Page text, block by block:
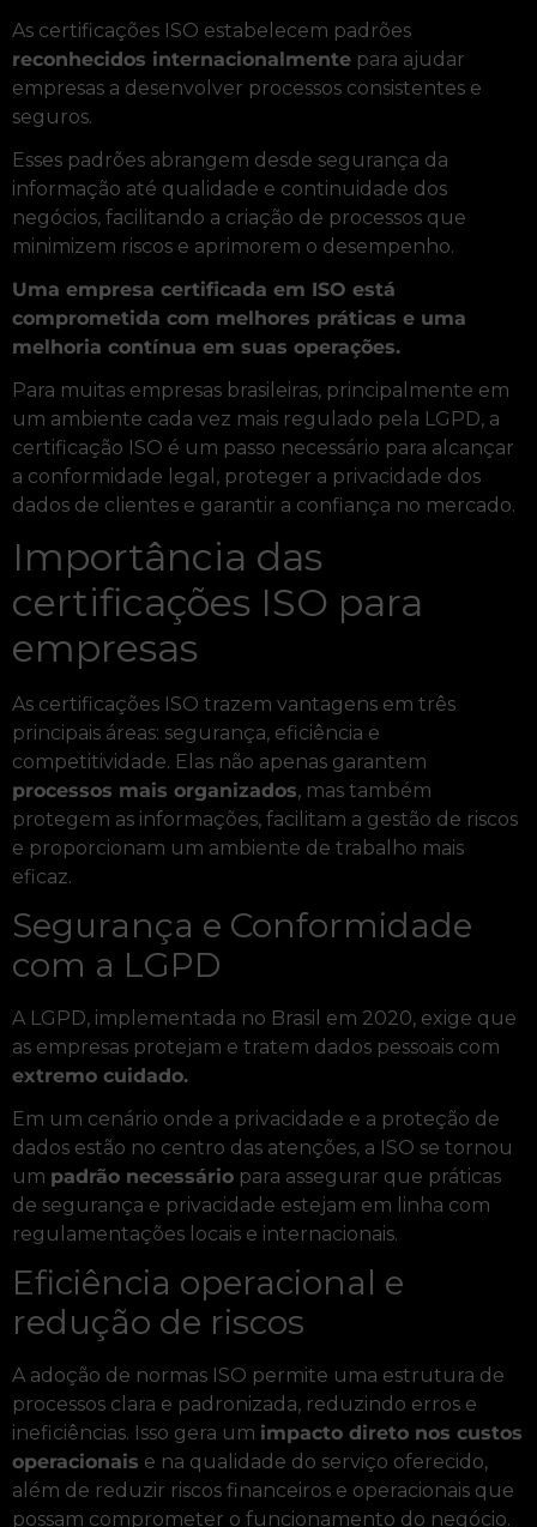
As certificações ISO estabelecem padrões
reconhecidos internacionalmente para ajudar
empresas a desenvolver processos consistentes e
seguros.
Esses padrões abrangem desde segurança da
informação até qualidade e continuidade dos
negócios, facilitando a criação de processos que
minimizem riscos e aprimorem o desempenho.
Uma empresa certificada em ISO está
comprometida com melhores práticas e uma
melhoria contínua em suas operações.
Para muitas empresas brasileiras, principalmente em
um ambiente cada vez mais regulado pela LGPD, a
certificação ISO é um passo necessário para alcançar
a conformidade legal, proteger a privacidade dos
dados de clientes e garantir a confiança no mercado.
Importância das
certificações ISO para
empresas
As certificações ISO trazem vantagens em três
principais áreas: segurança, eficiência e
competitividade. Elas não apenas garantem
processos mais organizados, mas também
protegem as informações, facilitam a gestão de riscos
e proporcionam um ambiente de trabalho mais
eficaz.
Segurança e Conformidade
com a LGPD
A LGPD, implementada no Brasil em 2020, exige que
as empresas protejam e tratem dados pessoais com
extremo cuidado.
Em um cenário onde a privacidade e a proteção de
dados estão no centro das atenções, a ISO se tornou
um padrão necessário para assegurar que práticas
de segurança e privacidade estejam em linha com
regulamentações locais e internacionais.
Eficiência operacional e
redução de riscos
A adoção de normas ISO permite uma estrutura de
processos clara e padronizada, reduzindo erros e
ineficiências. Isso gera um impacto direto nos custos
operacionais e na qualidade do serviço oferecido,
além de reduzir riscos financeiros e operacionais que
possam comprometer o funcionamento do negócio.